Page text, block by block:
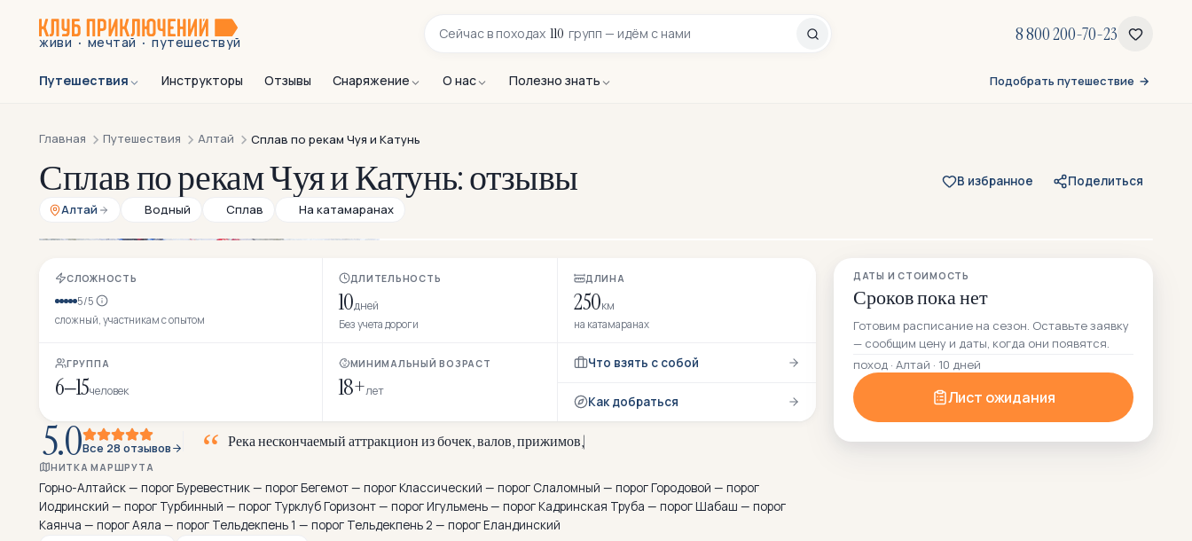
живи · мечтай · путешествуй
Сейчас в походах 110 групп — идём с нами 8 800 200-70-23
Путешествия Инструкторы Отзывы Снаряжение О нас Полезно знать Подобрать путешествие
Главная Путешествия Алтай Сплав по рекам Чуя и Катунь
Сплав по рекам Чуя и Катунь: отзывы В избранное
Поделиться
Алтай
Водный Сплав На катамаранах
СЛОЖНОСТЬ
5/5
сложный, участникам с опытом
ДЛИТЕЛЬНОСТЬ
10дней
Без учета дороги
ДЛИНА
250км
на катамаранах
ГРУППА
6–15человек
МИНИМАЛЬНЫЙ ВОЗРАСТ
18+лет
Что взять с собой
Как добраться
5.0Все 28 отзывов Реканескончаемый аттракцион избочек,валов,прижимов,
НИТКА МАРШРУТА
Горно-Алтайск — порог Буревестник — порог Бегемот — порог Классический — порог Слаломный — порог Городовой — порог
Иодринский — порог Турбинный — порог Турклуб Горизонт — порог Игульмень — порог Кадринская Труба — порог Шабаш — порог
Каянча — порог Аяла — порог Тельдекпень 1 — порог Тельдекпень 2 — порог Еландинский
ДАТЫ И СТОИМОСТЬ
Сроков пока нет
Готовим расписание на сезон. Оставьте заявку
— сообщим цену и даты, когда они появятся.
поход · Алтай · 10 дней
Лист ожидания